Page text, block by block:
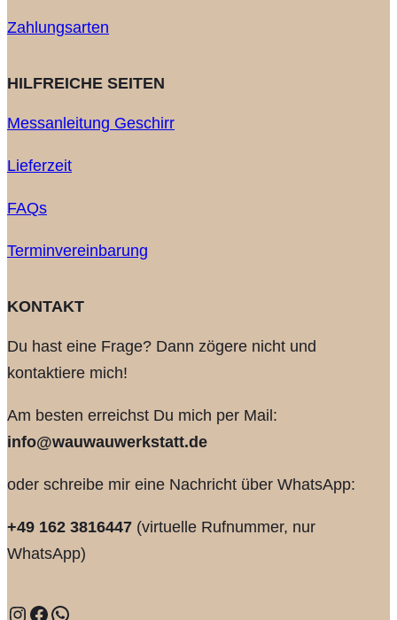
Zahlungsarten
HILFREICHE SEITEN
Messanleitung Geschirr
Lieferzeit
FAQs
Terminvereinbarung
KONTAKT
Du hast eine Frage? Dann zögere nicht und
kontaktiere mich!
Am besten erreichst Du mich per Mail:
info@wauwauwerkstatt.de
oder schreibe mir eine Nachricht über WhatsApp:
+49 162 3816447 (virtuelle Rufnummer, nur
WhatsApp)
Instagram Facebook WhatsApp